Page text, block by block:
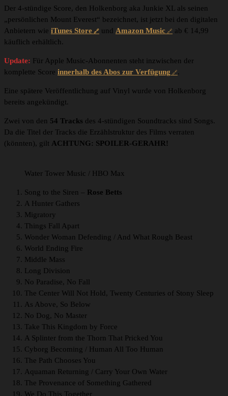
Der 4-stündige Score, den Holkenborg aka Junkie XL als seinen
„persönlichen Mount Everest“ bezeichnet, ist jetzt bei den digitalen
Anbietern wie iTunes Store und Amazon Music
ab € 14,99
käuflich erhältlich.
Update: Für Apple Music-Abonnenten steht inzwischen der
komplette Score innerhalb des Abos zur Verfügung .
Eine spätere Veröffentlichung auf Vinyl wurde von Holkenborg
bereits angekündigt.
Zwei von den 54 Tracks des 4-stündigen Soundtracks sind Songs.
Da die Titel der Tracks die Erzählstruktur des Films verraten
(könnten), gilt ACHTUNG: SPOILER-GERAHR!
Water Tower Music / HBO Max
Song to the Siren – Rose Betts
A Hunter Gathers
Migratory
Things Fall Apart
Wonder Woman Defending / And What Rough Beast
World Ending Fire
Middle Mass
Long Division
No Paradise, No Fall
The Center Will Not Hold, Twenty Centuries of Stony Sleep
As Above, So Below
No Dog, No Master
Take This Kingdom by Force
A Splinter from the Thorn That Pricked You
Cyborg Becoming / Human All Too Human
The Path Chooses You
Aquaman Returning / Carry Your Own Water
The Provenance of Something Gathered
We Do This Together